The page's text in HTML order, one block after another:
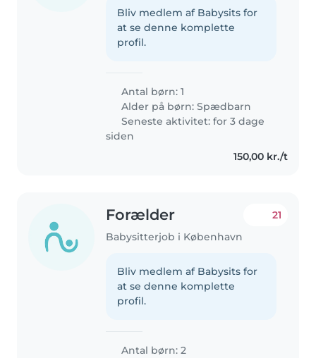
Bliv medlem af Babysits for
at se denne komplette
profil.
Antal børn: 1
Alder på børn:Spædbarn
Seneste aktivitet: for 3 dage
siden
150,00 kr./t
Forælder
Babysitterjob i København
21
Bliv medlem af Babysits for
at se denne komplette
profil.
Antal børn: 2